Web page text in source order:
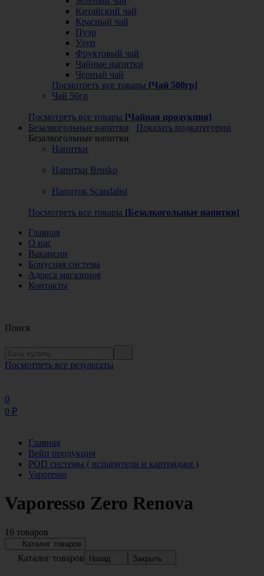
Китайский чай
Красный чай
Пуэр
Улун
Фруктовый чай
Чайные напитки
Черный чай
Посмотреть все товары [Чай 500гр]
Чай 50гр
Посмотреть все товары [Чайная продукция]
Безалкогольные напитки
Показать подкатегории
Безалкогольные напитки
Напитки
Напитки Brusko
Напиток Scandalist
Посмотреть все товары [Безалкогольные напитки]
Главная
О нас
Вакансии
Бонусная система
Адреса магазинов
Контакты
Поиск
Посмотреть все результаты
0
0 ₽
Главная
Вейп продукция
POD системы ( испарители и картриджи )
Vaporesso
Vaporesso Zero Renova
16 товаров
Каталог товаров
Каталог товаров Назад Закрыть